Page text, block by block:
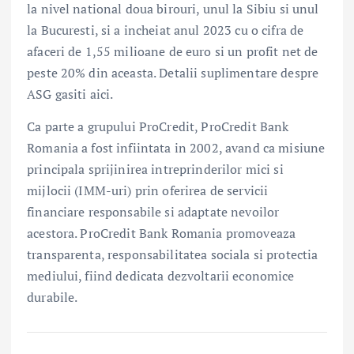
la nivel national doua birouri, unul la Sibiu si unul
la Bucuresti, si a incheiat anul 2023 cu o cifra de
afaceri de 1,55 milioane de euro si un profit net de
peste 20% din aceasta. Detalii suplimentare despre
ASG gasiti aici.
Ca parte a grupului ProCredit, ProCredit Bank
Romania a fost infiintata in 2002, avand ca misiune
principala sprijinirea intreprinderilor mici si
mijlocii (IMM-uri) prin oferirea de servicii
financiare responsabile si adaptate nevoilor
acestora. ProCredit Bank Romania promoveaza
transparenta, responsabilitatea sociala si protectia
mediului, fiind dedicata dezvoltarii economice
durabile.